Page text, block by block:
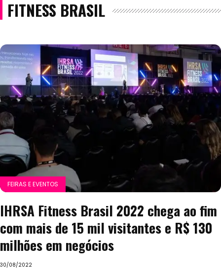
FITNESS BRASIL
FEIRAS E EVENTOS
IHRSA Fitness Brasil 2022 chega ao fim
com mais de 15 mil visitantes e R$ 130
milhões em negócios
30/08/2022